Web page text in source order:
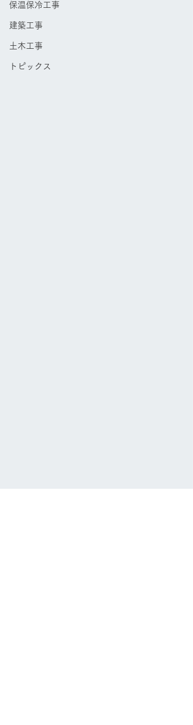
保温保冷工事
建築工事
土木工事
トピックス